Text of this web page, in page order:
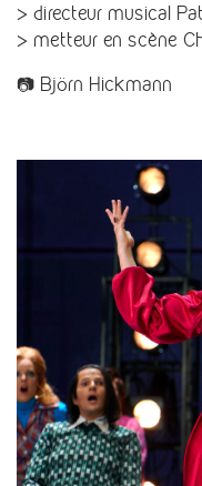
> directeur musical
> metteur en scène
📷 Björn Hickmann